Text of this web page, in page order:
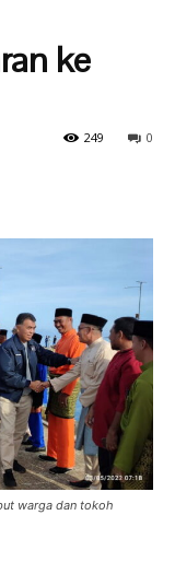
ke
0
249
warga dan tokoh